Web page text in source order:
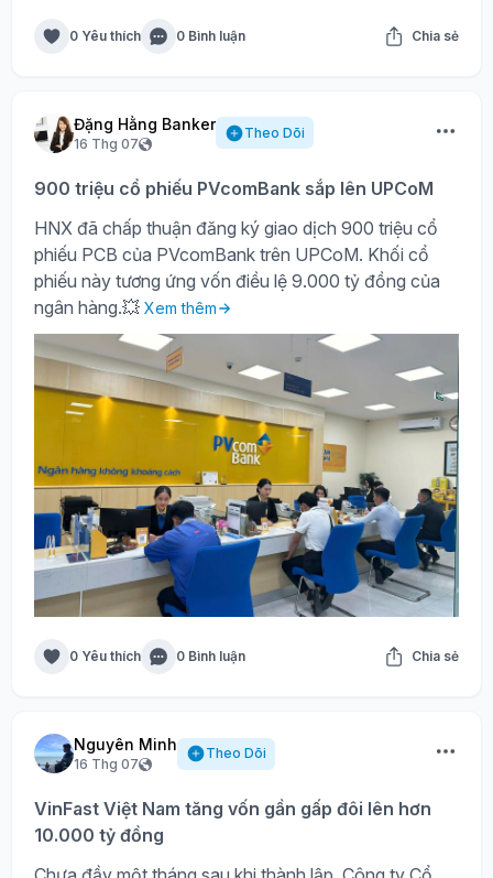
0 Yêu thích 0 Bình luận Chia sẻ
Đặng Hằng Banker
16 Thg 07
Theo Dõi
900 triệu cổ phiếu PVcomBank sắp lên UPCoM
HNX đã chấp thuận đăng ký giao dịch 900 triệu cổ
phiếu PCB của PVcomBank trên UPCoM. Khối cổ
phiếu này tương ứng vốn điều lệ 9.000 tỷ đồng của
ngân hàng.💥 Xem thêm
0 Yêu thích 0 Bình luận Chia sẻ
Nguyên Minh
16 Thg 07
Theo Dõi
VinFast Việt Nam tăng vốn gần gấp đôi lên hơn
10.000 tỷ đồng